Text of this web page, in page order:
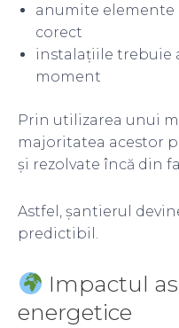
anumite elemente
corect
instalațiile trebuie
moment
Prin utilizarea unui
majoritatea acestor
și rezolvate încă din
Astfel, șantierul
predictibil.
Impactul
energetice